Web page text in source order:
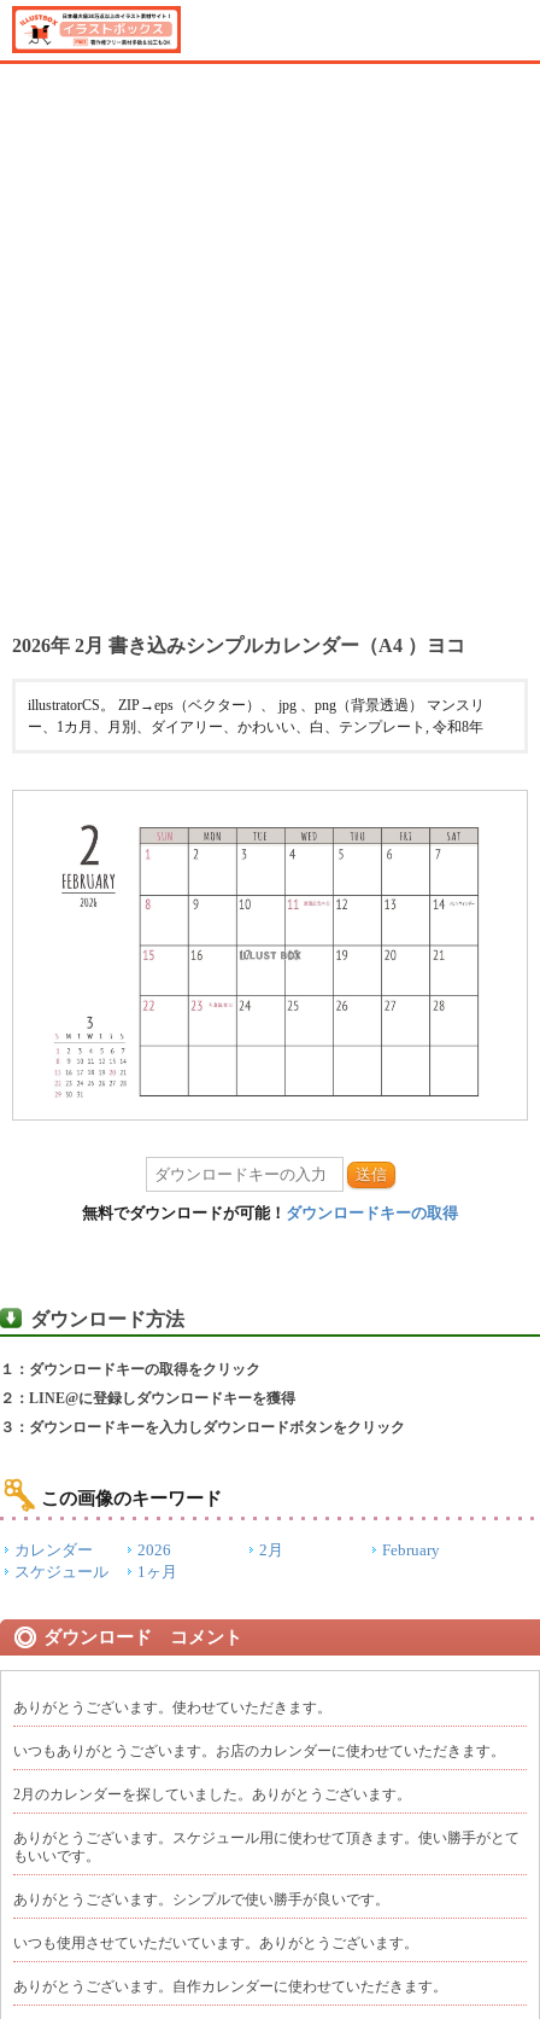
2026年 2月 書き込みシンプルカレンダー（A4 ）ヨコ
illustratorCS。 ZIP→eps（ベクター）、 jpg 、png（背景透過） マンスリ
ー、1カ月、月別、ダイアリー、かわいい、白、テンプレート, 令和8年
送信
無料でダウンロードが可能！ ダウンロードキーの取得
ダウンロード方法
１：ダウンロードキーの取得をクリック
２：LINE@に登録しダウンロードキーを獲得
３：ダウンロードキーを入力しダウンロードボタンをクリック
この画像のキーワード
カレンダー 2026 2月
February
スケジュール
1ヶ月
ダウンロード コメント
ありがとうございます。使わせていただきます。
いつもありがとうございます。お店のカレンダーに使わせていただきます。
2月のカレンダーを探していました。ありがとうございます。
ありがとうございます。スケジュール用に使わせて頂きます。使い勝手がとて
もいいです。
ありがとうございます。シンプルで使い勝手が良いです。
いつも使用させていただいています。ありがとうございます。
ありがとうございます。自作カレンダーに使わせていただきます。